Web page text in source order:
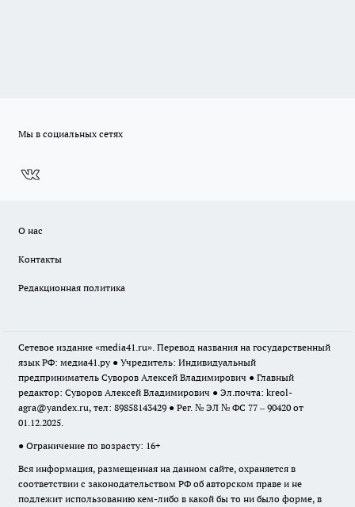
Мы в социальных сетях
О нас
Контакты
Редакционная политика
Сетевое издание «media41.ru». Перевод названия на государственный
язык РФ: медиа41.ру ● Учредитель: Индивидуальный
предприниматель Суворов Алексей Владимирович ● Главный
редактор: Суворов Алексей Владимирович ● Эл.почта: kreol-
agra@yandex.ru, тел: 89858143429 ● Рег. № ЭЛ № ФС 77 – 90420 от
01.12.2025.
● Ограничение по возрасту: 16+
Вся информация, размещенная на данном сайте, охраняется в
соответствии с законодательством РФ об авторском праве и не
подлежит использованию кем-либо в какой бы то ни было форме, в